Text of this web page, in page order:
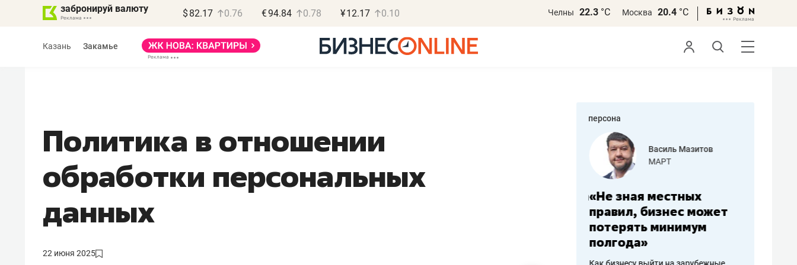
забронируй валюту $ 82.17 0.76 €94.84 0.78 ¥12.17 0.10 Челны 22.3 °С Москва 20.4 °С
Казань Закамье
Политика в отношении
обработки персональных
данных
22 июня 2025
персона
Василь Мазитов
правил, бизнес может
потерять минимум
Роман Ободец
Василь Мазитов
МАРТ
«Не зная местных
правил, бизнес может
потерять минимум
полгода»